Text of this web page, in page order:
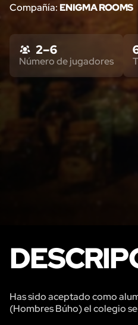
Compañía: ENIGMA ROOMS
2 – 6
Número de jugadores
Has sido aceptado como
(Hombres Búho) el colegio